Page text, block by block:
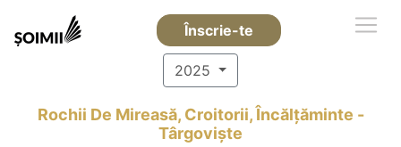
Înscrie-te
2025
Rochii De Mireasă, Croitorii, Încălțăminte -
Târgovişte